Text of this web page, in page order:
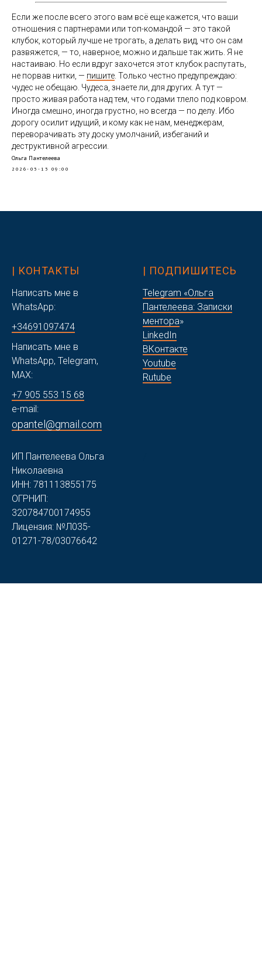
Если же после всего этого вам всё еще кажется, что ваши
отношения с партнерами или топ-командой — это такой
клубок, который лучше не трогать, а делать вид, что он сам
развяжется, — то, наверное, можно и дальше так жить. Я не
настаиваю. Но если вдруг захочется этот клубок распутать,
не порвав нитки, — пишите . Только честно предупреждаю:
чудес не обещаю. Чудеса, знаете ли, для других. А тут —
просто живая работа над тем, что годами тлело под ковром.
Иногда смешно, иногда грустно, но всегда — по делу. Ибо
дорогу осилит идущий, и кому как не нам, менеджерам,
переворачивать эту доску умолчаний, избеганий и
деструктивной агрессии.
Ольга Пантелеева
2026-05-15 09:00
| КОНТАКТЫ
Написать мне в
WhatsApp:
+34691097474
Написать мне в
WhatsApp, Telegram,
MAX:
+7 905 553 15 68
e-mail:
opantel@gmail.com
| ПОДПИШИТЕСЬ
Telegram «Ольга
Пантелеева: Записки
ментора»
LinkedIn
ВКонтакте
Youtube
Rutube
ИП Пантелеева Ольга
Николаевна
ИНН: 781113855175
ОГРНИП:
320784700174955
Лицензия: №Л035-
01271-78/03076642